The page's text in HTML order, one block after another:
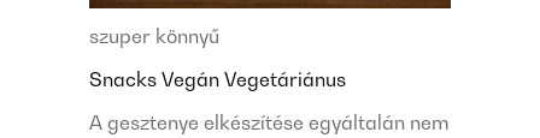
szuper könnyű
Snacks Vegán Vegetáriánus
A gesztenye elkészítése egyáltalán nem